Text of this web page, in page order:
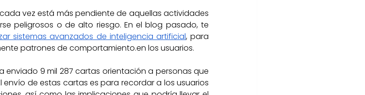
vez está más pendiente de aquellas actividades
peligrosos o de alto riesgo. En el blog pasado, te
sistemas avanzados de inteligencia artificial, para
patrones de comportamiento.en los usuarios.
enviado 9 mil 287 cartas orientación a personas que
de estas cartas es para recordar a los usuarios